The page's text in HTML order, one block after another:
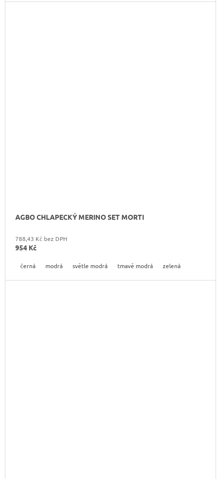
AGBO CHLAPECKÝ MERINO SET MORTI
788,43 Kč bez DPH
954 Kč
černá modrá světle modrá tmavě modrá zelená